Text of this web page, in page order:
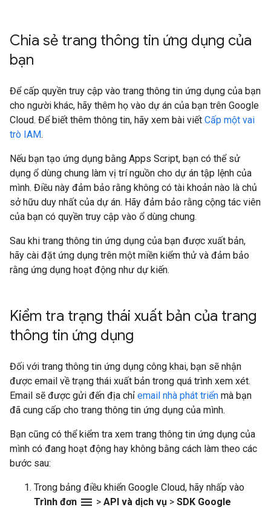
Chia sẻ trang thông tin ứng dụng của
bạn
Để cấp quyền truy cập vào trang thông tin ứng dụng của bạn
cho người khác, hãy thêm họ vào dự án của bạn trên Google
Cloud. Để biết thêm thông tin, hãy xem bài viết Cấp một vai
trò IAM.
Nếu bạn tạo ứng dụng bằng Apps Script, bạn có thể sử
dụng ổ dùng chung làm vị trí nguồn cho dự án tập lệnh của
mình. Điều này đảm bảo rằng không có tài khoản nào là chủ
sở hữu duy nhất của dự án. Hãy đảm bảo rằng cộng tác viên
của bạn có quyền truy cập vào ổ dùng chung.
Sau khi trang thông tin ứng dụng của bạn được xuất bản,
hãy cài đặt ứng dụng trên một miền kiểm thử và đảm bảo
rằng ứng dụng hoạt động như dự kiến.
Kiểm tra trạng thái xuất bản của trang
thông tin ứng dụng
Đối với trang thông tin ứng dụng công khai, bạn sẽ nhận
được email về trạng thái xuất bản trong quá trình xem xét.
Email sẽ được gửi đến địa chỉ email nhà phát triển mà bạn
đã cung cấp cho trang thông tin ứng dụng của mình.
Bạn cũng có thể kiểm tra xem trang thông tin ứng dụng của
mình có đang hoạt động hay không bằng cách làm theo các
bước sau:
Trong bảng điều khiển Google Cloud, hãy nhấp vào
Trình đơn menu > API và dịch vụ > SDK Google